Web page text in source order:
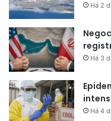
Há 2
Há 3
Há 4